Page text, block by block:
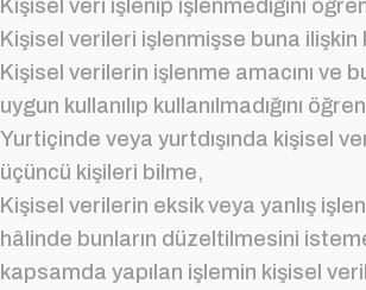
Kişisel veri işlenip işlenmediğini
Kişisel verileri işlenmişse buna
Kişisel verilerin işlenme amacını ve
uygun kullanılıp kullanılmadığını
Yurtiçinde veya yurtdışında kişisel
üçüncü kişileri bilme,
Kişisel verilerin eksik veya yanlış
hâlinde bunların düzeltilmesini
kapsamda yapılan işlemin kişisel